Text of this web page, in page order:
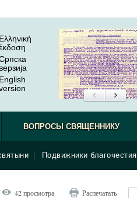
Ελληνική
верзиjа
English
Подвижники благочестия
ВОПРОСЫ СВЯЩЕННИКУ
42 просмотра Распечатать